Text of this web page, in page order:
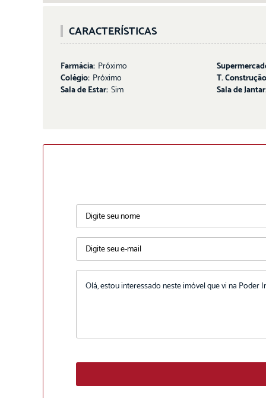
CARACTERÍSTICAS
Farmácia: Próximo
Colégio: Próximo
T.
Sala de Estar: Sim Sala de